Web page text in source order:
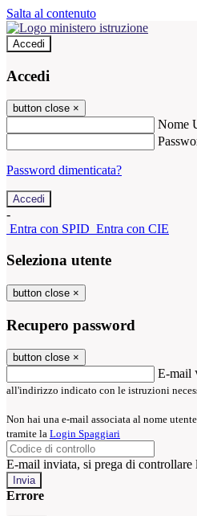
Salta al contenuto
Accedi
Accedi
button close ×
Nome
Password dimenticata?
-
Entra con SPID Entra con CIE
Seleziona utente
button close ×
Recupero password
button close ×
E-mail
all'indirizzo indicato con le istruzioni
Non hai una e-mail associata al nome
tramite la Login Spaggiari
E-mail inviata, si prega di controllare
Errore